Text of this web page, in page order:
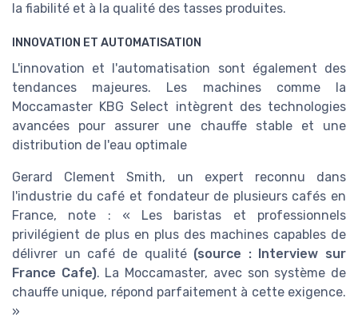
la fiabilité et à la qualité des tasses produites.
INNOVATION ET AUTOMATISATION
L'innovation et l'automatisation sont également des
tendances majeures. Les machines comme la
Moccamaster KBG Select intègrent des technologies
avancées pour assurer une chauffe stable et une
distribution de l'eau optimale
Gerard Clement Smith, un expert reconnu dans
l'industrie du café et fondateur de plusieurs cafés en
France, note : « Les baristas et professionnels
privilégient de plus en plus des machines capables de
délivrer un café de qualité (source : Interview sur
France Cafe). La Moccamaster, avec son système de
chauffe unique, répond parfaitement à cette exigence.
»